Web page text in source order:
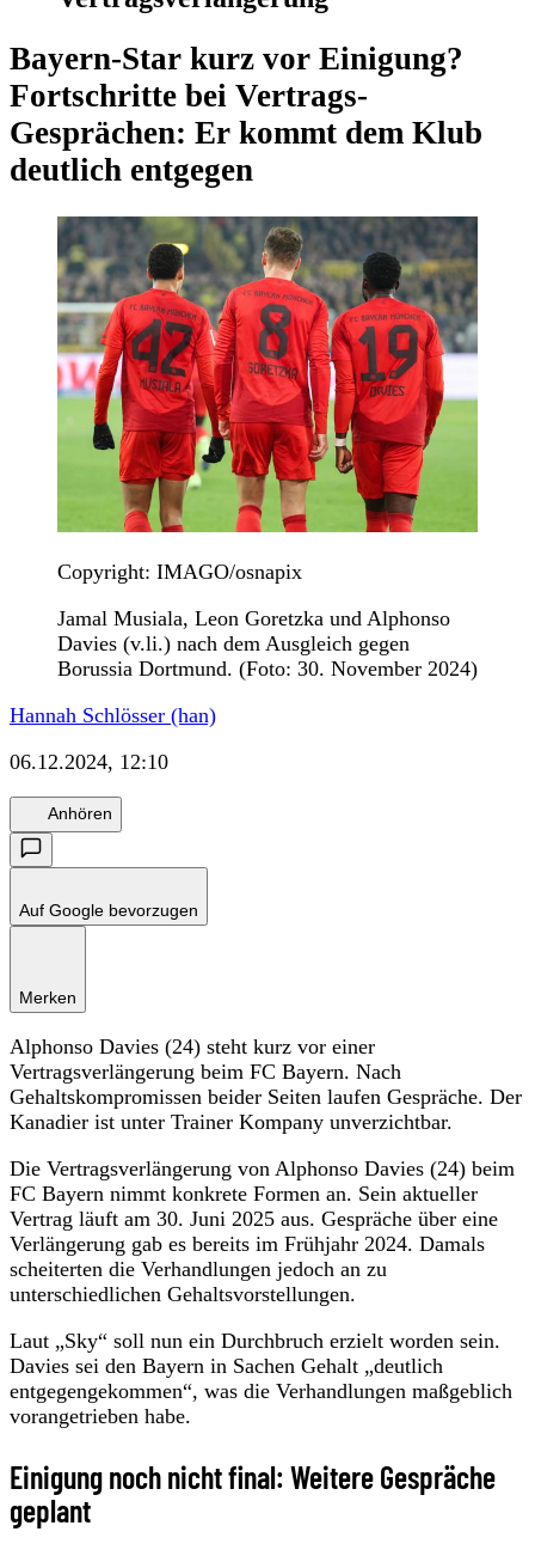
Bayern-Star kurz vor Einigung?
Fortschritte bei Vertrags-
Gesprächen: Er kommt dem Klub
deutlich entgegen
Copyright: IMAGO/osnapix
Jamal Musiala, Leon Goretzka und Alphonso
Davies (v.li.) nach dem Ausgleich gegen
Borussia Dortmund. (Foto: 30. November 2024)
Hannah Schlösser (han)
06.12.2024, 12:10
Anhören
Auf Google bevorzugen
Merken
Alphonso Davies (24) steht kurz vor einer
Vertragsverlängerung beim FC Bayern. Nach
Gehaltskompromissen beider Seiten laufen Gespräche. Der
Kanadier ist unter Trainer Kompany unverzichtbar.
Die Vertragsverlängerung von Alphonso Davies (24) beim
FC Bayern nimmt konkrete Formen an. Sein aktueller
Vertrag läuft am 30. Juni 2025 aus. Gespräche über eine
Verlängerung gab es bereits im Frühjahr 2024. Damals
scheiterten die Verhandlungen jedoch an zu
unterschiedlichen Gehaltsvorstellungen.
Laut „Sky“ soll nun ein Durchbruch erzielt worden sein.
Davies sei den Bayern in Sachen Gehalt „deutlich
entgegengekommen“, was die Verhandlungen maßgeblich
vorangetrieben habe.
Einigung noch nicht final: Weitere Gespräche
geplant